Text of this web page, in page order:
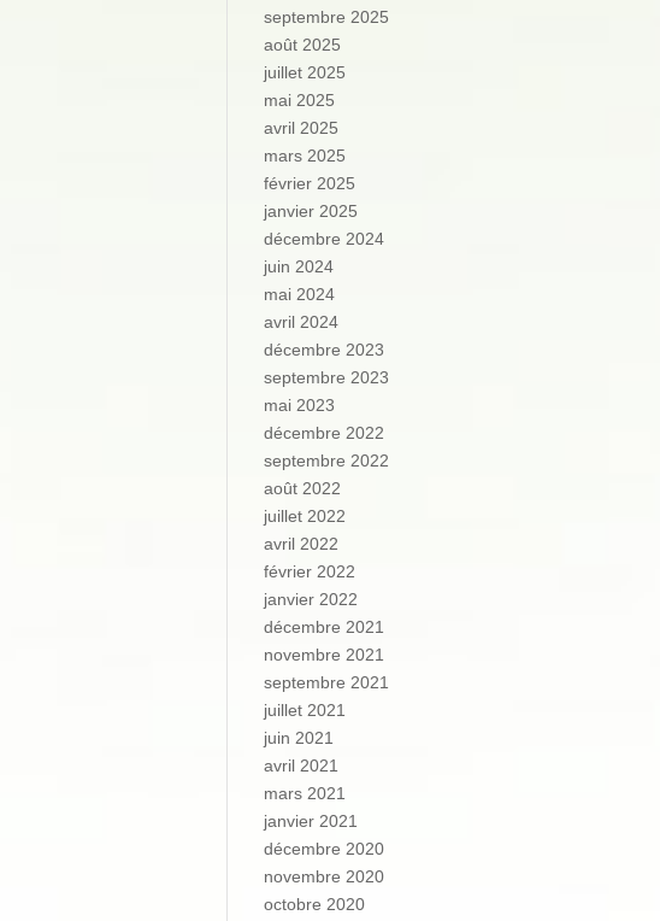
septembre 2025
août 2025
juillet 2025
mai 2025
avril 2025
mars 2025
février 2025
janvier 2025
décembre 2024
juin 2024
mai 2024
avril 2024
décembre 2023
septembre 2023
mai 2023
décembre 2022
septembre 2022
août 2022
juillet 2022
avril 2022
février 2022
janvier 2022
décembre 2021
novembre 2021
septembre 2021
juillet 2021
juin 2021
avril 2021
mars 2021
janvier 2021
décembre 2020
novembre 2020
octobre 2020